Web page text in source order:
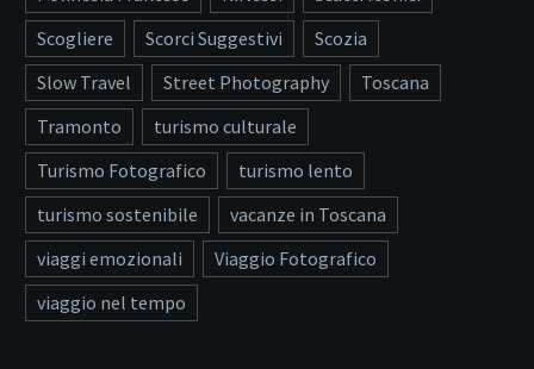
Scogliere
Scorci Suggestivi
Scozia
Slow Travel
Street Photography
Toscana
Tramonto
turismo culturale
Turismo Fotografico
turismo lento
turismo sostenibile
vacanze in Toscana
viaggi emozionali
Viaggio Fotografico
viaggio nel tempo